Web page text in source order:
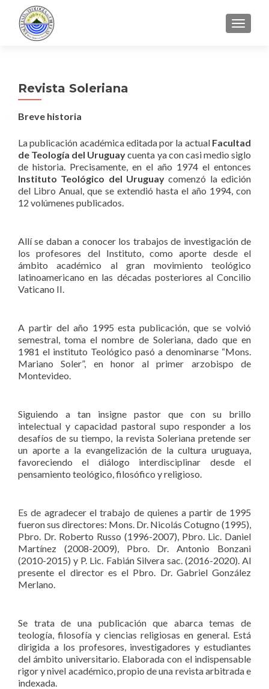
Revista Soleriana
Breve historia
La publicación académica editada por la actual Facultad
de Teología del Uruguaycuenta ya con casi medio siglo
de historia. Precisamente, en el año 1974 el entonces
Instituto Teológico del Uruguay comenzó la edición
del Libro Anual, que se extendió hasta el año 1994, con
12 volúmenes publicados.
Allí se daban a conocer los trabajos de investigación de
los profesores del Instituto, como aporte desde el
ámbito académico al gran movimiento teológico
latinoamericano en las décadas posteriores al Concilio
Vaticano II.
A partir del año 1995 esta publicación, que se volvió
semestral, toma el nombre de Soleriana, dado que en
1981 el instituto Teológico pasó a denominarse “Mons.
Mariano Soler”, en honor al primer arzobispo de
Montevideo.
Siguiendo a tan insigne pastor que con su brillo
intelectual y capacidad pastoral supo responder a los
desafíos de su tiempo, la revista Soleriana pretende ser
un aporte a la evangelización de la cultura uruguaya,
favoreciendo el diálogo interdisciplinar desde el
pensamiento teológico, filosófico y religioso.
Es de agradecer el trabajo de quienes a partir de 1995
fueron sus directores: Mons. Dr. Nicolás Cotugno (1995),
Pbro. Dr. Roberto Russo (1996-2007), Pbro. Lic. Daniel
Martínez (2008-2009), Pbro. Dr. Antonio Bonzani
(2010-2015) y P. Lic. Fabián Silvera sac. (2016-2020). Al
presente el director es el Pbro. Dr. Gabriel González
Merlano.
Se trata de una publicación que abarca temas de
teología, filosofía y ciencias religiosas en general. Está
dirigida a los profesores, investigadores y estudiantes
del ámbito universitario. Elaborada con el indispensable
rigor y nivel académico, propio de una revista arbitrada e
indexada.